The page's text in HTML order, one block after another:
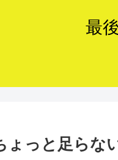
最
っと足らな